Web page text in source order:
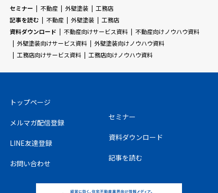
セミナー
不動産 外壁塗装
工務店
記事を読む
不動産 外壁塗装
工務店
資料ダウンロード
不動産向けサービス資料
不動産向けノウハウ資料
外壁塗装向けサービス資料
外壁塗装向けノウハウ資料
工務店向けサービス資料
工務店向けノウハウ資料
トップページ
メルマガ配信登録
LINE友達登録
お問い合わせ
セミナー
資料ダウンロード
記事を読む